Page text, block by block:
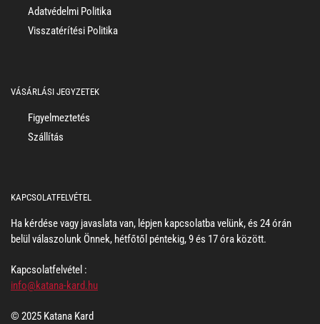
Adatvédelmi Politika
Visszatérítési Politika
VÁSÁRLÁSI JEGYZETEK
Figyelmeztetés
Szállítás
KAPCSOLATFELVÉTEL
Ha kérdése vagy javaslata van, lépjen kapcsolatba velünk, és 24 órán
belül válaszolunk Önnek, hétfőtől péntekig, 9 és 17 óra között.
Kapcsolatfelvétel :
info@katana-kard.hu
© 2025 Katana Kard